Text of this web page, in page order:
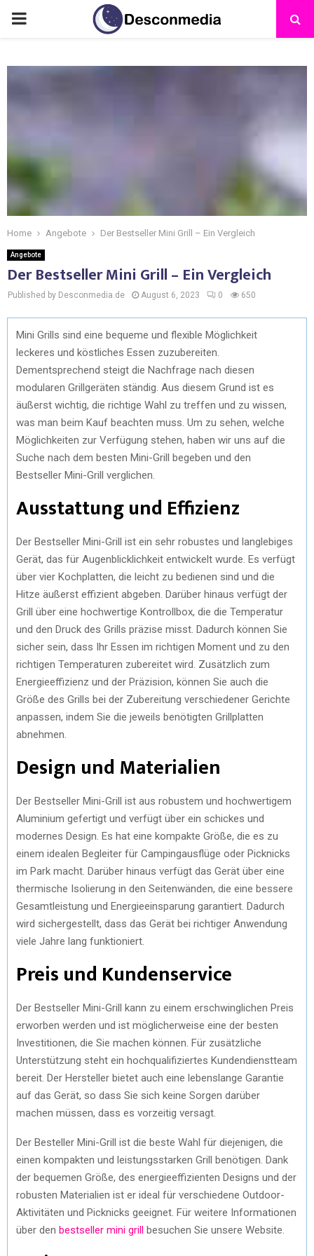
Home Angebote Der Bestseller Mini Grill – Ein Vergleich
Angebote
Der Bestseller Mini Grill – Ein Vergleich
Published by Desconmedia.de August 6, 2023 0 650
Mini Grills sind eine bequeme und flexible Möglichkeit
leckeres und köstliches Essen zuzubereiten.
Dementsprechend steigt die Nachfrage nach diesen
modularen Grillgeräten ständig. Aus diesem Grund ist es
äußerst wichtig, die richtige Wahl zu treffen und zu wissen,
was man beim Kauf beachten muss. Um zu sehen, welche
Möglichkeiten zur Verfügung stehen, haben wir uns auf die
Suche nach dem besten Mini-Grill begeben und den
Bestseller Mini-Grill verglichen.
Ausstattung und Effizienz
Der Bestseller Mini-Grill ist ein sehr robustes und langlebiges
Gerät, das für Augenblicklichkeit entwickelt wurde. Es verfügt
über vier Kochplatten, die leicht zu bedienen sind und die
Hitze äußerst effizient abgeben. Darüber hinaus verfügt der
Grill über eine hochwertige Kontrollbox, die die Temperatur
und den Druck des Grills präzise misst. Dadurch können Sie
sicher sein, dass Ihr Essen im richtigen Moment und zu den
richtigen Temperaturen zubereitet wird. Zusätzlich zum
Energieeffizienz und der Präzision, können Sie auch die
Größe des Grills bei der Zubereitung verschiedener Gerichte
anpassen, indem Sie die jeweils benötigten Grillplatten
abnehmen.
Design und Materialien
Der Bestseller Mini-Grill ist aus robustem und hochwertigem
Aluminium gefertigt und verfügt über ein schickes und
modernes Design. Es hat eine kompakte Größe, die es zu
einem idealen Begleiter für Campingausflüge oder Picknicks
im Park macht. Darüber hinaus verfügt das Gerät über eine
thermische Isolierung in den Seitenwänden, die eine bessere
Gesamtleistung und Energieeinsparung garantiert. Dadurch
wird sichergestellt, dass das Gerät bei richtiger Anwendung
viele Jahre lang funktioniert.
Preis und Kundenservice
Der Bestseller Mini-Grill kann zu einem erschwinglichen Preis
erworben werden und ist möglicherweise eine der besten
Investitionen, die Sie machen können. Für zusätzliche
Unterstützung steht ein hochqualifiziertes Kundendienstteam
bereit. Der Hersteller bietet auch eine lebenslange Garantie
auf das Gerät, so dass Sie sich keine Sorgen darüber
machen müssen, dass es vorzeitig versagt.
Der Besteller Mini-Grill ist die beste Wahl für diejenigen, die
einen kompakten und leistungsstarken Grill benötigen. Dank
der bequemen Größe, des energieeffizienten Designs und der
robusten Materialien ist er ideal für verschiedene Outdoor-
Aktivitäten und Picknicks geeignet. Für weitere Informationen
über den bestseller mini grill besuchen Sie unsere Website.